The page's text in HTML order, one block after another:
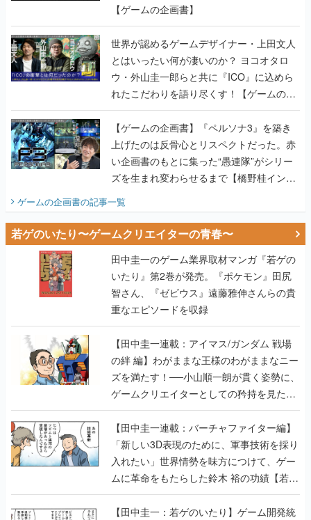
【ゲームの企画書】
世界が認めるゲームデザイナー・上田文人
とはいったい何が凄いのか？ ヨコオタロ
ウ・外山圭一郎らと共に『ICO』に込めら
れたこだわりを語り尽くす！【ゲームの企
画書】
【ゲームの企画書】『ペルソナ3』を築き
上げたのは反骨心とリスペクトだった。赤
い企画書のもとに集った“愚連隊”がシリー
ズを生まれ変わらせるまで【橋野桂インタ
ゲームの企画書の記事一覧
若ゲのいたり〜ゲームクリエイターの青春〜
田中圭一のゲーム業界取材マンガ『若ゲの
いたり』第2巻が発売。『ポケモン』田尻
智さん、『ゼビウス』遠藤雅伸さんらの貴
重なエピソードを収録
【田中圭一連載：アイマス/ガンダム 戦場
の絆 編】わがままな王様のわがままなニー
ズを満たす！──小山順一朗が貫く姿勢に、
ゲームクリエイターとしての矜持を見た
【若ゲのいたり最終回】
【田中圭一連載：バーチャファイター編】
「新しい3D表現のために、軍事技術を採り
入れたい」世界情勢を味方につけて、ゲー
ムに革命をもたらした鈴木 裕の功績【若ゲ
のいたり】
【田中圭一：若ゲのいたり】ゲーム開発統